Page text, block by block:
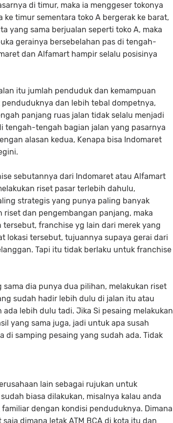
di timur, maka ia menggeser tokonya
timur sementara toko A bergerak ke barat,
yang sama berjualan seperti toko A, maka
gerainya bersebelahan pas di tengah-
dan Alfamart hampir selalu posisinya
itu jumlah penduduk dan kemampuan
dan lebih tebal dompetnya,
panjang ruas jalan tidak selalu menjadi
tengah-tengah bagian jalan yang pasarnya
alasan kedua, Kenapa bisa Indomaret
sebutannya dari Indomaret atau Alfamart
riset pasar terlebih dahulu,
strategis yang punya paling banyak
dan pengembangan panjang, maka
franchise yg lain dari merek yang
lokasi tersebut, tujuannya supaya gerai dari
Tapi itu tidak berlaku untuk franchise
dia punya dua pilihan, melakukan riset
sudah hadir lebih dulu di jalan itu atau
lebih dulu tadi. Jika Si pesaing melakukan
yang sama juga, jadi untuk apa susah
di samping pesaing yang sudah ada. Tidak
lain sebagai rujukan untuk
biasa dilakukan, misalnya kalau anda
dengan kondisi penduduknya. Dimana
dimana letak ATM BCA di kota itu dan